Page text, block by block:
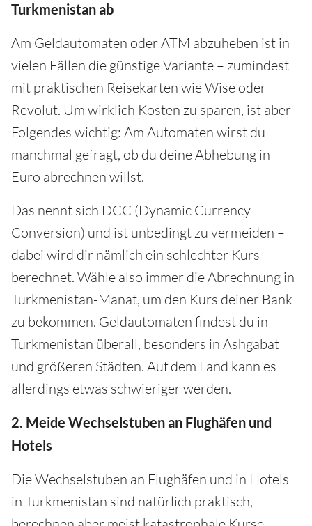
Turkmenistan ab
Am Geldautomaten oder ATM abzuheben ist in
vielen Fällen die günstige Variante – zumindest
mit praktischen Reisekarten wie Wise oder
Revolut. Um wirklich Kosten zu sparen, ist aber
Folgendes wichtig: Am Automaten wirst du
manchmal gefragt, ob du deine Abhebung in
Euro abrechnen willst.
Das nennt sich DCC (Dynamic Currency
Conversion) und ist unbedingt zu vermeiden –
dabei wird dir nämlich ein schlechter Kurs
berechnet. Wähle also immer die Abrechnung in
Turkmenistan-Manat, um den Kurs deiner Bank
zu bekommen. Geldautomaten findest du in
Turkmenistan überall, besonders in Ashgabat
und größeren Städten. Auf dem Land kann es
allerdings etwas schwieriger werden.
2. Meide Wechselstuben an Flughäfen und
Hotels
Die Wechselstuben an Flughäfen und in Hotels
in Turkmenistan sind natürlich praktisch,